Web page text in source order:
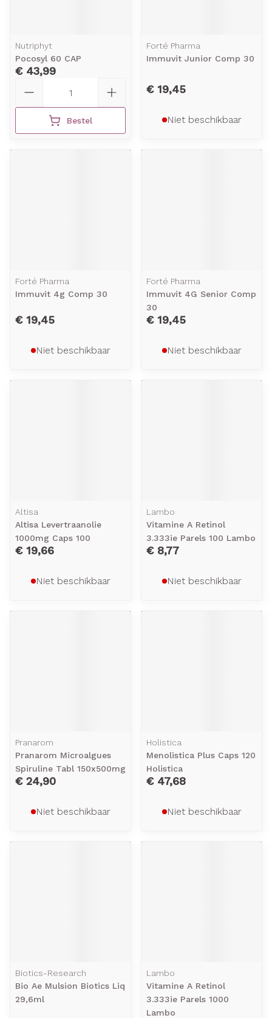
Nutriphyt
Pocosyl 60 CAP
€ 43,99
Bestel
Forté Pharma
Immuvit Junior Comp 30
€ 19,45
Niet beschikbaar
Forté Pharma
Immuvit 4g Comp 30
€ 19,45
Niet beschikbaar
Forté Pharma
Immuvit 4G Senior Comp
30
€ 19,45
Niet beschikbaar
Altisa
Altisa Levertraanolie
1000mg Caps 100
€ 19,66
Niet beschikbaar
Lambo
Vitamine A Retinol
3.333ie Parels 100 Lambo
€ 8,77
Niet beschikbaar
Pranarom
Pranarom Microalgues
Spiruline Tabl 150x500mg
€ 24,90
Niet beschikbaar
Holistica
Menolistica Plus Caps 120
Holistica
€ 47,68
Niet beschikbaar
Biotics-Research
Bio Ae Mulsion Biotics Liq
29,6ml
Lambo
Vitamine A Retinol
3.333ie Parels 1000
Lambo